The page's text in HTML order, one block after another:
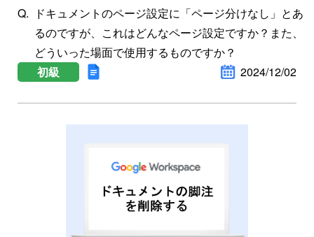
ドキュメントのページ設定に「ページ分けなし」とあ
るのですが、これはどんなページ設定ですか？また、
どういった場面で使用するものですか？
初級
2024/12/02